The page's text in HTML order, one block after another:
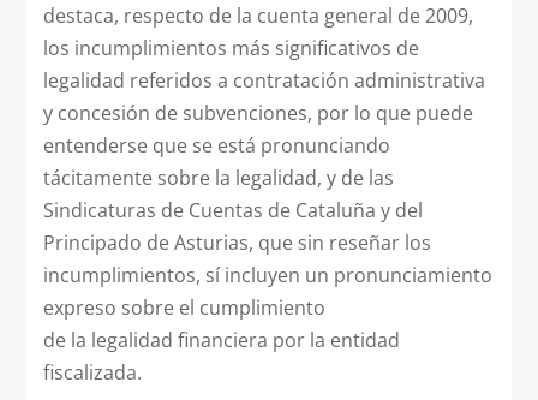
destaca, respecto de la cuenta general de 2009,
los incumplimientos más significativos de
legalidad referidos a contratación administrativa
y concesión de subvenciones, por lo que puede
entenderse que se está pronunciando
tácitamente sobre la legalidad, y de las
Sindicaturas de Cuentas de Cataluña y del
Principado de Asturias, que sin reseñar los
incumplimientos, sí incluyen un pronunciamiento
expreso sobre el cumplimiento
de la legalidad financiera por la entidad
fiscalizada.